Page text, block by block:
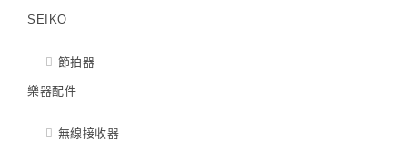
SEIKO
節拍器
樂器配件
無線接收器